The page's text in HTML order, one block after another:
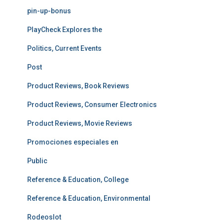
pin-up-bonus
PlayCheck Explores the
Politics, Current Events
Post
Product Reviews, Book Reviews
Product Reviews, Consumer Electronics
Product Reviews, Movie Reviews
Promociones especiales en
Public
Reference & Education, College
Reference & Education, Environmental
Rodeoslot